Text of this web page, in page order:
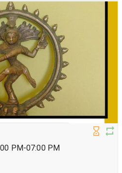
PM-07:00 PM